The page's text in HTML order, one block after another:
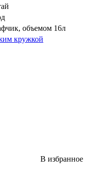
объемом 16л
кружкой
В избранное